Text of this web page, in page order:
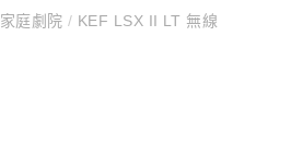
家庭劇院/ KEF LSX II LT 無線